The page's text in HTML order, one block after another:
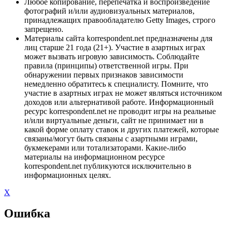
фотографий и/или аудиовизуальных материалов,
принадлежащих правообладателю Getty Images, строго
запрещено.
Материалы сайта korrespondent.net предназначены для
лиц старше 21 года (21+). Участие в азартных играх
может вызвать игровую зависимость. Соблюдайте
правила (принципы) ответственной игры. При
обнаружении первых признаков зависимости
немедленно обратитесь к специалисту. Помните, что
участие в азартных играх не может являться источником
доходов или альтернативой работе. Информационный
ресурс korrespondent.net не проводит игры на реальные
и/или виртуальные деньги, сайт не принимает ни в
какой форме оплату ставок и других платежей, которые
связаны/могут быть связаны с азартными играми,
букмекерами или тотализаторами. Какие-либо
материалы на информационном ресурсе
korrespondent.net публикуются исключительно в
информационных целях.
X
Ошибка